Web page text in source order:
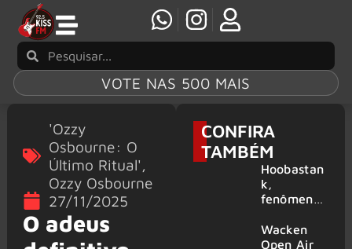
VOTE NAS 500 MAIS
'Ozzy
Osbourne: O
Último Ritual',
Ozzy Osbourne
27/11/2025
O adeus
CONFIRA
TAMBÉM
Hoobastan
k,
fenômeno
rock anos
2000,
Wacken
Open Air